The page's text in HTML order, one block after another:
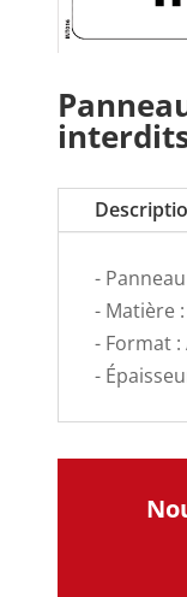
-
- Matière :
- Format :
-